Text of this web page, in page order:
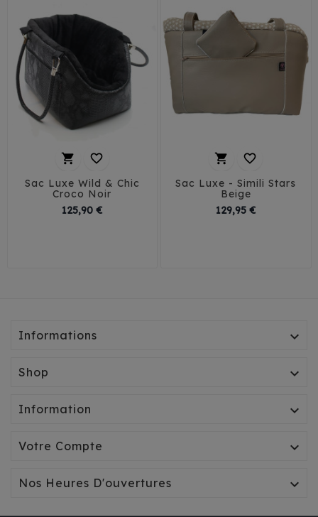
 
Sac Luxe Wild & Chic
Croco Noir
125,90 €Prix
 
Sac Luxe - Simili Stars
Beige
129,95 €Prix
Informations 
Shop 
Information 
Votre Compte 
Nos Heures D'ouvertures 